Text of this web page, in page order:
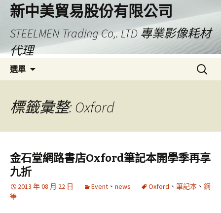
新中美貿易股份有限公司
STEELMEN Trading Co,. LTD 專業影像耗材
代理
選單
要
內
搜
標籤彙整: Oxford
金石堂網路書店Oxford筆記本開學季再享
九折
2013 年 08 月 22 日 Event 、 news Oxford 、 筆記本 、 鋼
筆